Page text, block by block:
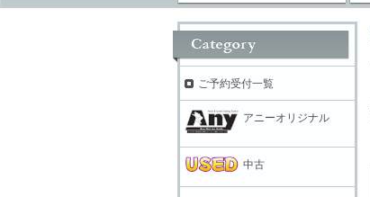
ご予約受付一覧
アニーオリジナル
中古